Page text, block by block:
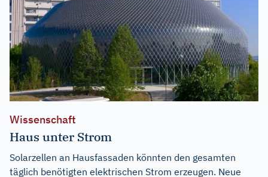
Wissenschaft
Haus unter Strom
Solarzellen an Hausfassaden könnten den gesamten
täglich benötigten elektrischen Strom erzeugen. Neue